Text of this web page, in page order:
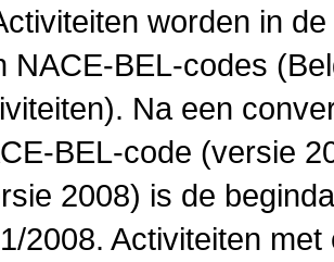
worden in
NACE-BEL-codes
Na een
BEL-code (versie
2008) is de
2008. Activiteiten